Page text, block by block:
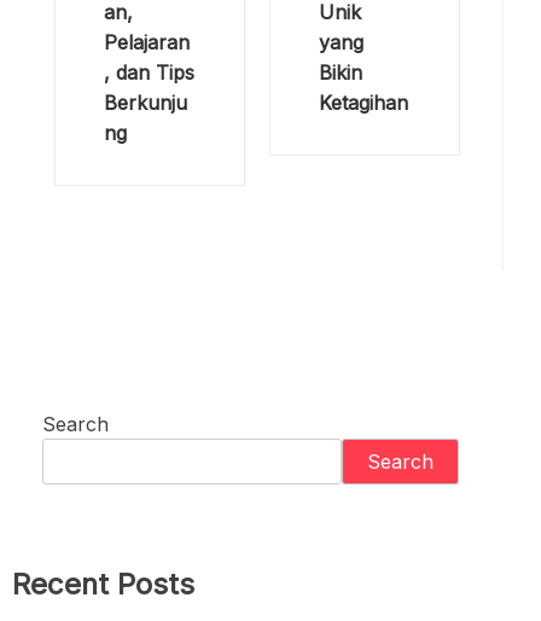
an,
Pelajaran
, dan Tips
Berkunju
ng
Unik
yang
Bikin
Ketagihan
Search
Search
Recent Posts